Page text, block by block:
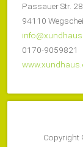
Passauer Str.
94110
0170-9059821
Copyright